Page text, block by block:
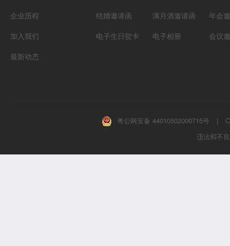
企业历程
加入我们
最新动态
结婚邀请函
满月酒邀请函
年会
电子生日贺卡
电子相册 会议
粤公网安备 44010502000715号 |
违法和不